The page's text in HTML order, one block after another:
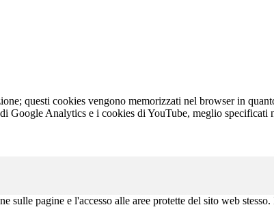
questi cookies vengono memorizzati nel browser in
Google Analytics e i cookies di YouTube, meglio specificati
pagine e l'accesso alle aree protette del sito web